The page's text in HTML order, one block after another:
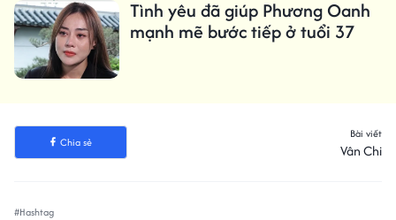
Tình yêu đã giúp Phương Oanh
mạnh mẽ bước tiếp ở tuổi 37
Chia sẻ
Bài viết
Vân Chi
#Hashtag